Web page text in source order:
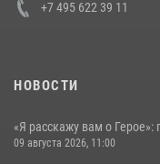
+7 495 622 39 11
НОВОСТИ
«Я расскажу вам о
09 августа 2026, 11:00